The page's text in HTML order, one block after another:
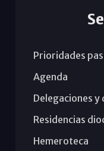
Prioridades
Agenda
Delegaciones
Residencias
Hemeroteca